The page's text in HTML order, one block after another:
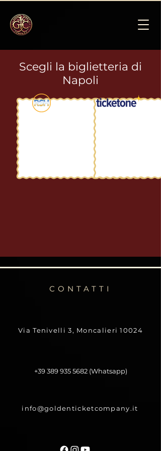
Scegli la biglietteria di
Napoli
CONTATTI
Via Tenivelli 3, Moncalieri 10024
+39 389 935 5682(Whatsapp)
info@goldenticketcompany.it